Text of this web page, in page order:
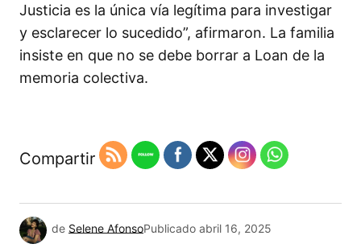
Justicia es la única vía legítima para investigar
y esclarecer lo sucedido”, afirmaron. La familia
insiste en que no se debe borrar a Loan de la
memoria colectiva.
Compartir
de Selene AfonsoPublicado abril 16, 2025